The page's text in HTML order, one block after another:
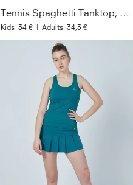
Tennis Spaghetti Tanktop, petrol grün
Kids 34 € | Adults 34,3 €